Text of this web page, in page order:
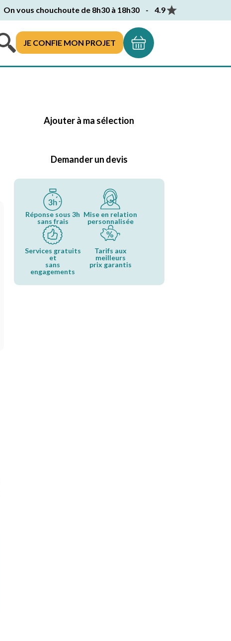
On vous chouchoute de 8h30 à 18h30 - 4.9
JE CONFIE MON PROJET
Ajouter à ma sélection
Demander un devis
Réponse sous 3h
sans frais
Mise en relation
personnalisée
Services gratuits
et
sans
engagements
Tarifs aux
meilleurs
prix garantis